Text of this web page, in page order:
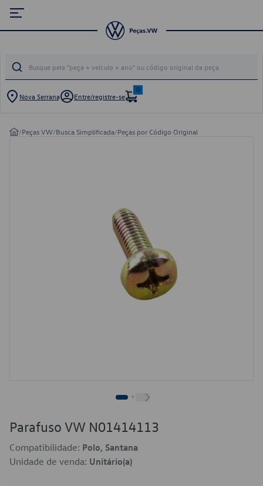
Nova Serrana Entre/registre-se
0
/Peças VW/Busca Simplificada/Peças por Código Original
Parafuso VW N01414113
Compatibilidade: Polo, Santana
Unidade de venda: Unitário(a)